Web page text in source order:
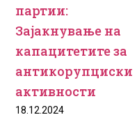
партии:
Зајакнување на
капацитетите за
антикорупциски
активности
18.12.2024